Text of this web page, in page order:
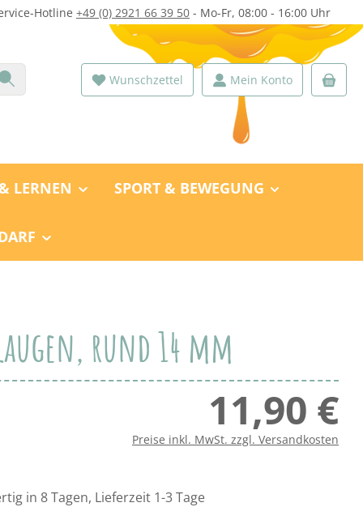
Hotline +49 (0) 2921 66 39 50 - Mo-Fr, 08:00 - 16:00 Uhr
Wunschzettel Mein Konto
LERNEN SPORT & BEWEGUNG
rund 14 mm
11,90 €
Preise inkl. MwSt. zzgl. Versandkosten
in 8 Tagen, Lieferzeit 1-3 Tage